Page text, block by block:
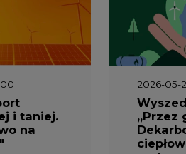
i taniej.
na
2026-05-
„Przez
Polsce”